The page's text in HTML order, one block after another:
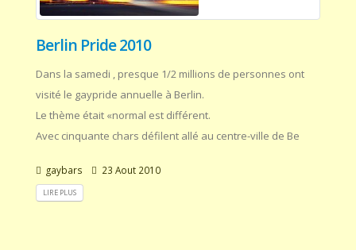
Berlin Pride 2010
Dans la samedi , presque 1/2 millions de personnes ont
visité le gaypride annuelle à Berlin.
Le thème était «normal est différent.
Avec cinquante chars défilent allé au centre-ville de Be
gaybars 23 Aout 2010
LIRE PLUS